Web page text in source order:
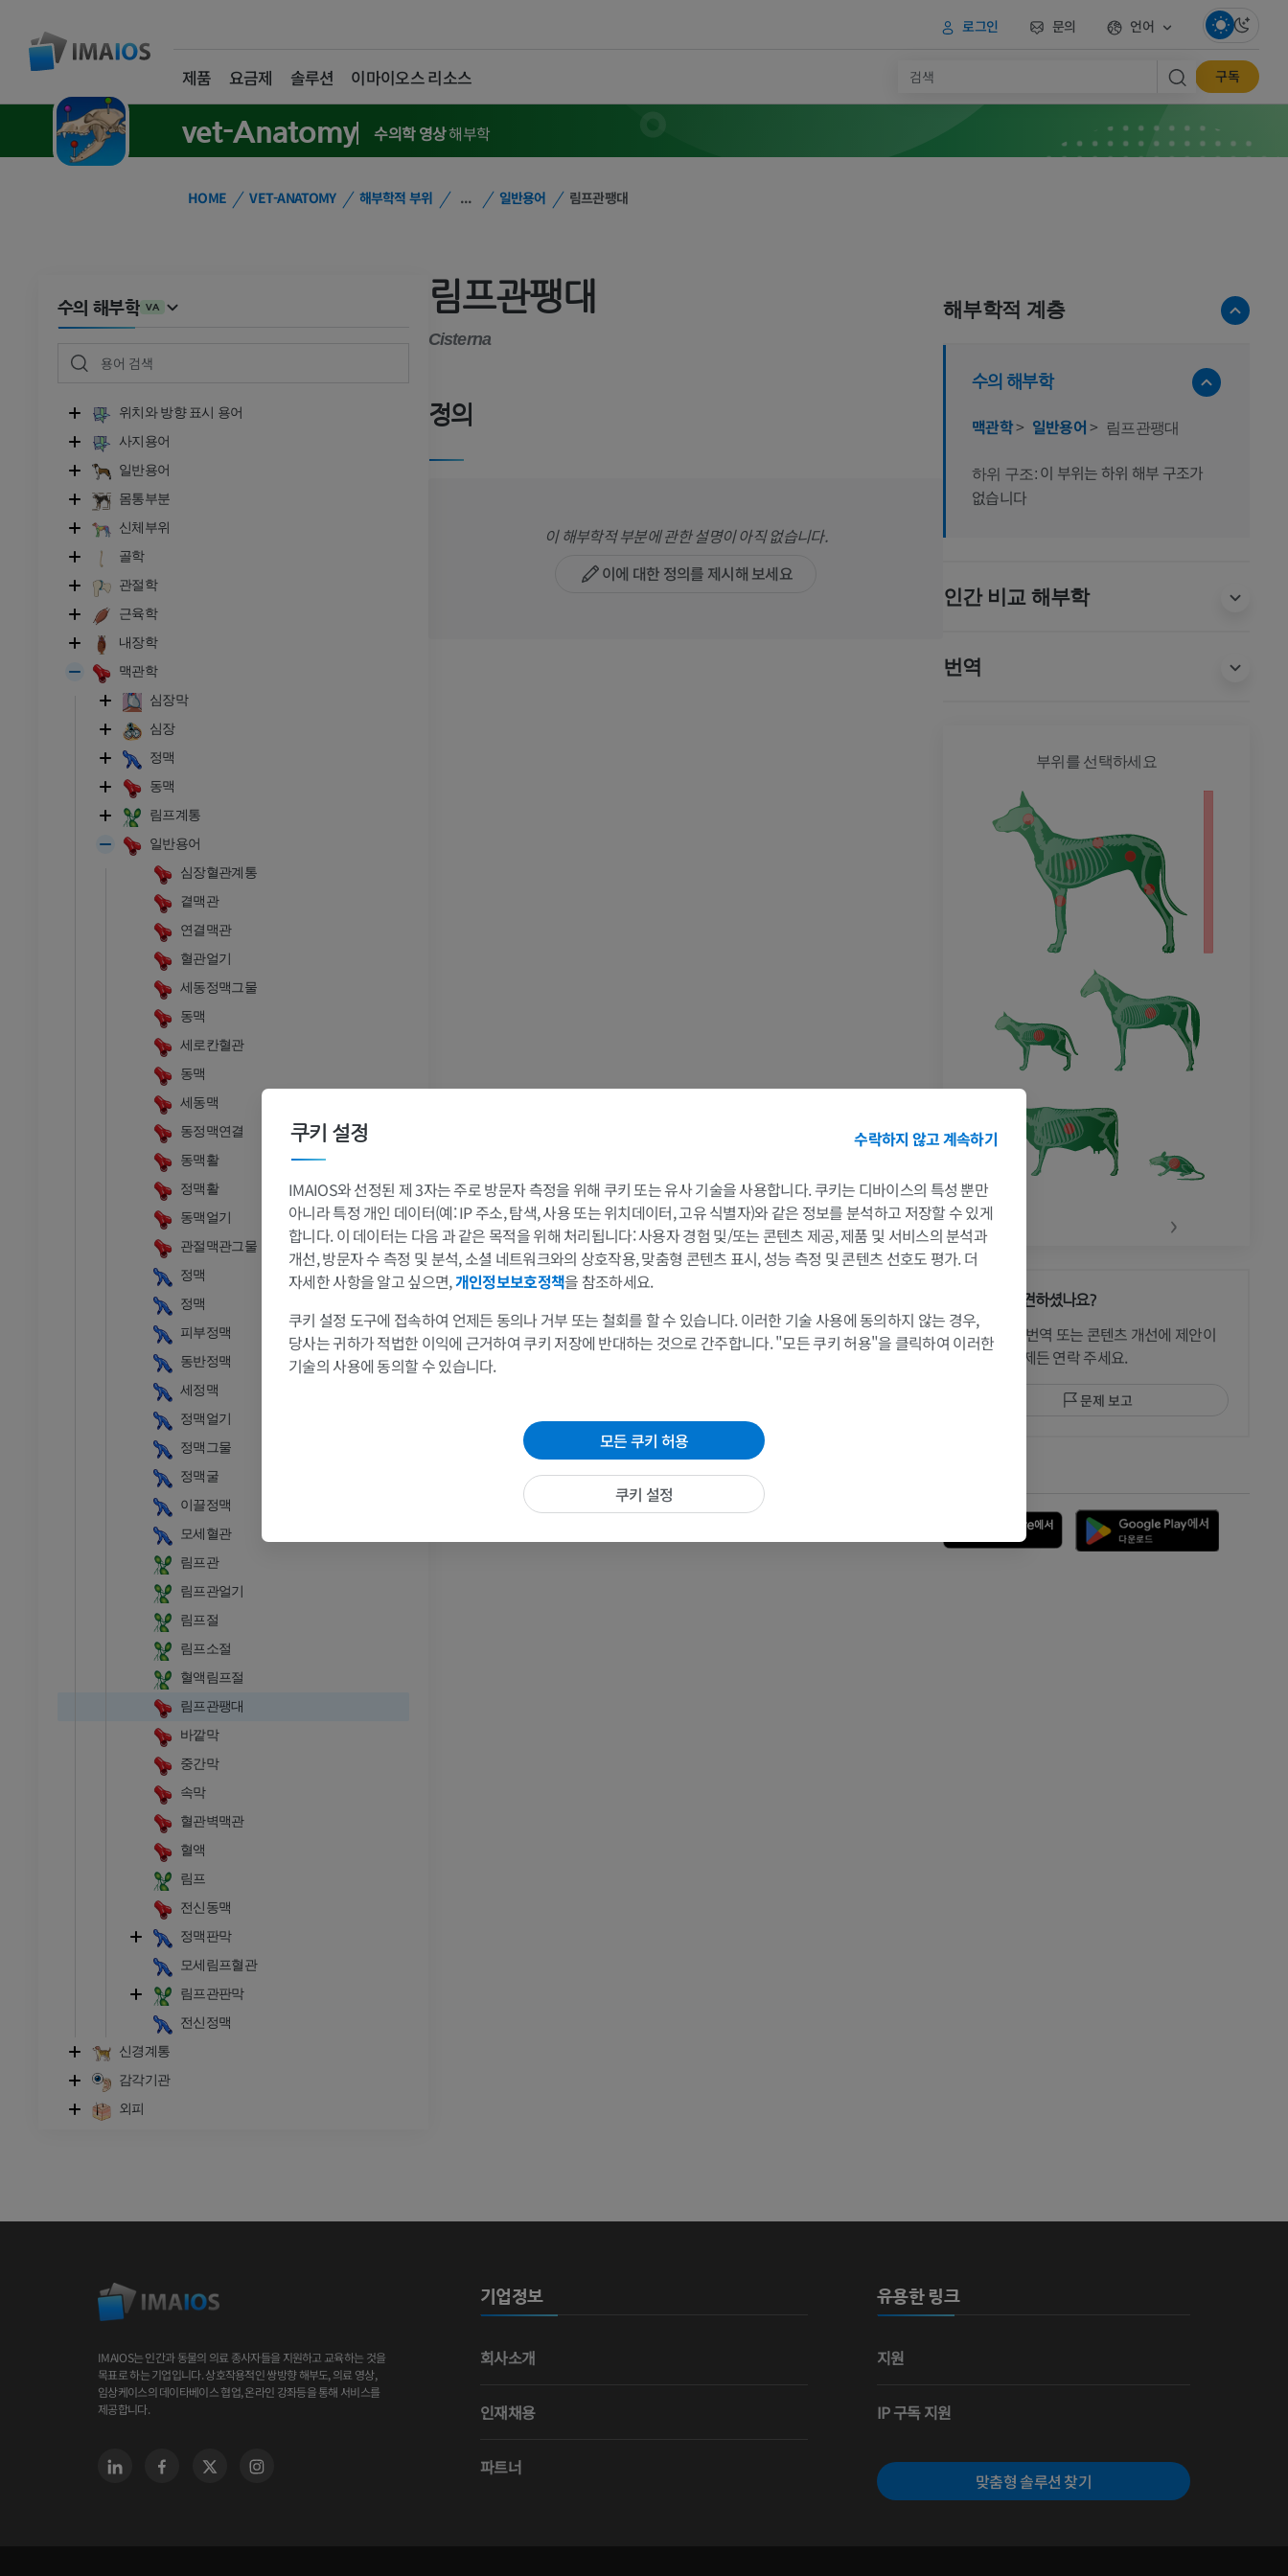
로그인 문의 언어
제품 요금제 솔루션 이마이오스 리소스 구독
vet-Anatomy 수의학 영상해부학
HOME VET-ANATOMY 해부학적 부위 ... 일반용어 림프관팽대
수의 해부학 VA
위치와 방향 표시 용어
사지용어
일반용어
몸통부분
신체부위
골학
관절학
근육학
내장학
맥관학
심장막
심장
정맥
동맥
림프계통
일반용어
심장혈관계통
곁맥관
연결맥관
혈관얼기
세동정맥그물
동맥
세로칸혈관
동맥
세동맥
동정맥연결
동맥활
정맥활
동맥얼기
관절맥관그물
정맥
정맥
피부정맥
동반정맥
세정맥
정맥얼기
정맥그물
정맥굴
이끌정맥
모세혈관
림프관
림프관얼기
림프절
림프소절
혈액림프절
림프관팽대
바깥막
중간막
속막
혈관벽맥관
혈액
림프
전신동맥
정맥판막
모세림프혈관
림프관판막
전신정맥
신경계통
감각기관
외피
림프관팽대
Cisterna
정의
이 해부학적 부분에 관한 설명이 아직 없습니다.
이에 대한 정의를 제시해 보세요
해부학적 계층
수의 해부학
맥관학> 일반용어> 림프관팽대
하위 구조: 이 부위는 하위 해부 구조가
없습니다
인간 비교 해부학
번역
소
삽화
말 - 발굽
MRI
프리미엄
말 - 발가락 및 발굽
삽화
말 - 머리
삽화
부위를 선택하세요
›
문제를 발견하셨나요?
수정이나, 번역 또는 콘텐츠 개선에 제안이
있으면 언제든 연락 주세요.
문제 보고
IMAIOS는 인간과 동물의 의료 종사자들을 지원하고 교육하는 것을
목표로 하는 기업입니다. 상호작용적인 쌍방향 해부도, 의료 영상,
임상케이스의 데이타베이스 협업, 온라인 강좌등을 통해 서비스를
제공합니다.
기업정보
회사소개
인재채용
파트너
유용한 링크
지원
IP 구독 지원
맞춤형 솔루션 찾기
쿠키 설정 수락하지 않고 계속하기
IMAIOS와 선정된 제 3자는 주로 방문자 측정을 위해 쿠키 또는 유사 기술을 사용합니다. 쿠키는 디바이스의 특성 뿐만
아니라 특정 개인 데이터(예: IP 주소, 탐색, 사용 또는 위치데이터, 고유 식별자)와 같은 정보를 분석하고 저장할 수 있게
합니다. 이 데이터는 다음 과 같은 목적을 위해 처리됩니다: 사용자 경험 및/또는 콘텐츠 제공, 제품 및 서비스의 분석과
개선, 방문자 수 측정 및 분석, 소셜 네트워크와의 상호작용, 맞춤형 콘텐츠 표시, 성능 측정 및 콘텐츠 선호도 평가. 더
자세한 사항을 알고 싶으면,개인정보보호정책을 참조하세요.
쿠키 설정 도구에 접속하여 언제든 동의나 거부 또는 철회를 할 수 있습니다. 이러한 기술 사용에 동의하지 않는 경우,
당사는 귀하가 적법한 이익에 근거하여 쿠키 저장에 반대하는 것으로 간주합니다. "모든 쿠키 허용"을 클릭하여 이러한
기술의 사용에 동의할 수 있습니다.
모든 쿠키 허용
쿠키 설정